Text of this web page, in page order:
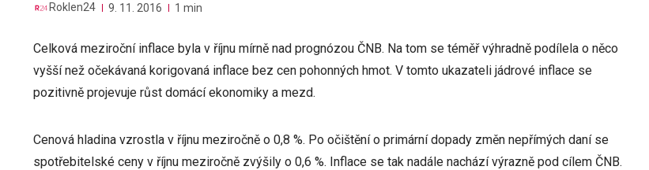
Roklen24 9. 11. 2016 1 min
Celková meziroční inflace byla v říjnu mírně nad prognózou ČNB. Na tom se téměř výhradně podílela o něco
vyšší než očekávaná korigovaná inflace bez cen pohonných hmot. V tomto ukazateli jádrové inflace se
pozitivně projevuje růst domácí ekonomiky a mezd.
Cenová hladina vzrostla v říjnu meziročně o 0,8 %. Po očištění o primární dopady změn nepřímých daní se
spotřebitelské ceny v říjnu meziročně zvýšily o 0,6 %. Inflace se tak nadále nachází výrazně pod cílem ČNB.